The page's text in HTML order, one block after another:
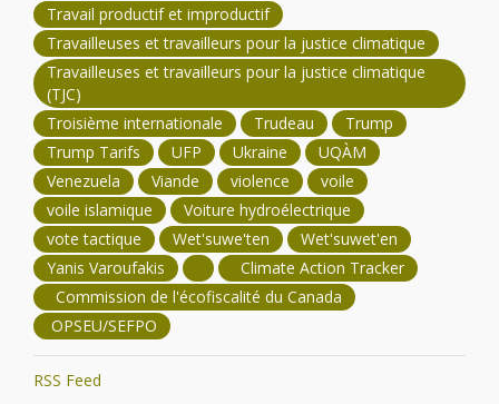
Travail productif et improductif
Travailleuses et travailleurs pour la justice climatique
Travailleuses et travailleurs pour la justice climatique
(TJC)
Troisième internationale
Trudeau
Trump
Trump Tarifs
UFP Ukraine
UQÀM
Venezuela
Viande violence
voile
voile islamique
Voiture hydroélectrique
vote tactique
Wet'suwe'ten
Wet'suwet'en
Yanis Varoufakis
Climate Action Tracker
Commission de l'écofiscalité du Canada
OPSEU/SEFPO
RSS Feed